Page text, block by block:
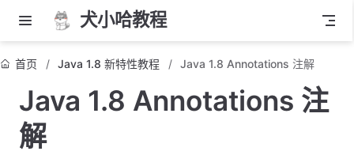
犬小哈教程
首页 Java 1.8 新特性教程 Java 1.8 Annotations 注解
Java 1.8 Annotations 注
解